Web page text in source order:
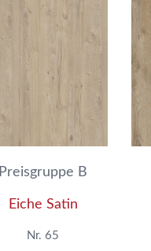
Preisgruppe B
Eiche Satin
Nr. 65